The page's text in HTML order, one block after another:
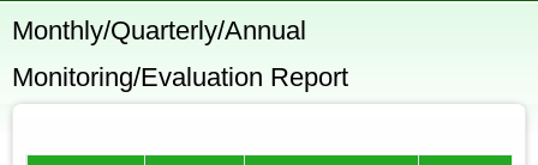
Monthly/Quarterly/Annual
Monitoring/Evaluation Report